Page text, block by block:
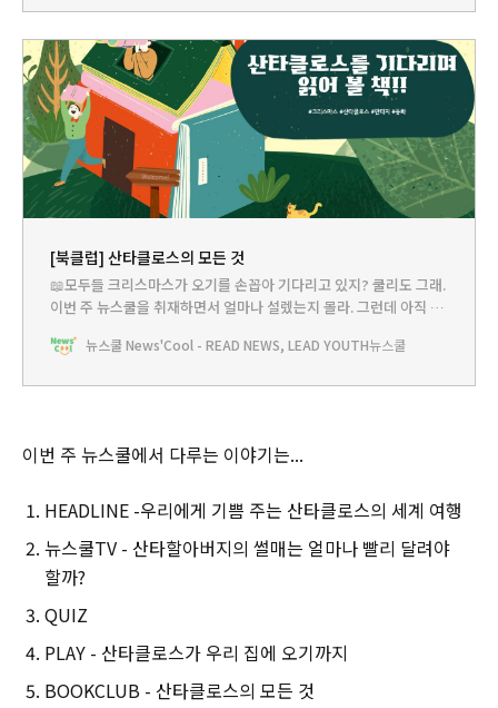
[북클럽] 산타클로스의 모든 것
📖모두들 크리스마스가 오기를 손꼽아 기다리고 있지? 쿨리도 그래.
이번 주 뉴스쿨을 취재하면서 얼마나 설렜는지 몰라. 그런데 아직 크
있어. 산타클로스에 대한 재미있는 책을 읽는 거야. 쿨리가 산타클로
뉴스쿨 News'Cool - READ NEWS, LEAD YOUTH뉴스쿨
이번 주 뉴스쿨에서 다루는 이야기는...
HEADLINE -우리에게 기쁨 주는 산타클로스의 세계 여행
뉴스쿨TV - 산타할아버지의 썰매는 얼마나 빨리 달려야
할까?
QUIZ
PLAY - 산타클로스가 우리 집에 오기까지
BOOKCLUB - 산타클로스의 모든 것